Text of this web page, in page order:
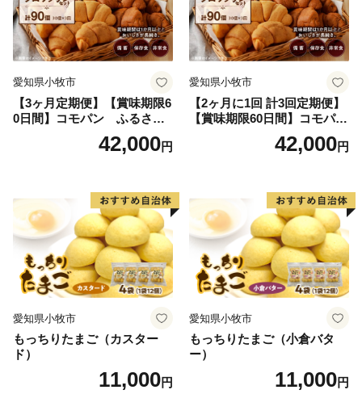
愛知県小牧市
【3ヶ月定期便】【賞味期限6
0日間】コモパン ふるさと
クロワッサンセット（計90
個）／災害用備蓄 保存食 非
42,000円
愛知県小牧市
【2ヶ月に1回 計3回定期便】
【賞味期限60日間】コモパ
ン ふるさとクロワッサンセ
ット（計90個）／災害用備蓄
42,000円
愛知県小牧市
もっちりたまご（カスター
ド）
11,000円
愛知県小牧市
もっちりたまご（小倉バタ
ー）
11,000円